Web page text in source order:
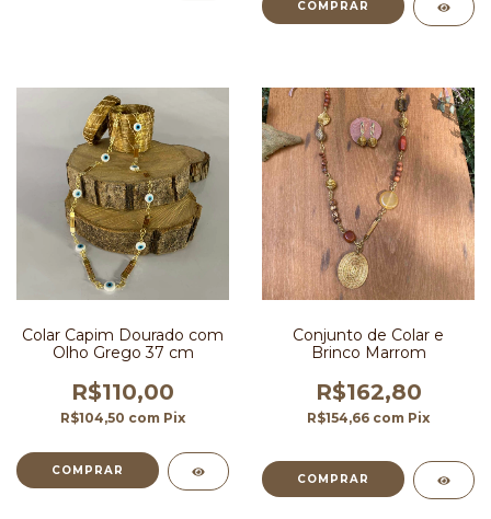
Colar Capim Dourado com
Olho Grego 37 cm
R$110,00
R$104,50 com Pix
Conjunto de Colar e
Brinco Marrom
R$162,80
R$154,66 com Pix